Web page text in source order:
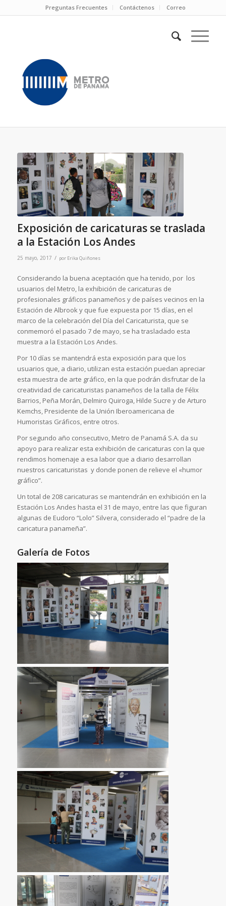
Preguntas Frecuentes Contáctenos Correo
Exposición de caricaturas se traslada
a la Estación Los Andes
25 mayo, 2017 / por Erika Quiñones
Considerando la buena aceptación que ha tenido, por los
usuarios del Metro, la exhibición de caricaturas de
profesionales gráficos panameños y de países vecinos en la
Estación de Albrook y que fue expuesta por 15 días, en el
marco de la celebración del Día del Caricaturista, que se
conmemoró el pasado 7 de mayo, se ha trasladado esta
muestra a la Estación Los Andes.
Por 10 días se mantendrá esta exposición para que los
usuarios que, a diario, utilizan esta estación puedan apreciar
esta muestra de arte gráfico, en la que podrán disfrutar de la
creatividad de caricaturistas panameños de la talla de Félix
Barrios, Peña Morán, Delmiro Quiroga, Hilde Sucre y de Arturo
Kemchs, Presidente de la Unión Iberoamericana de
Humoristas Gráficos, entre otros.
Por segundo año consecutivo, Metro de Panamá S.A. da su
apoyo para realizar esta exhibición de caricaturas con la que
rendimos homenaje a esa labor que a diario desarrollan
nuestros caricaturistas y donde ponen de relieve el «humor
gráfico”.
Un total de 208 caricaturas se mantendrán en exhibición en la
Estación Los Andes hasta el 31 de mayo, entre las que figuran
algunas de Eudoro “Lolo” Silvera, considerado el “padre de la
caricatura panameña”.
Galería de Fotos